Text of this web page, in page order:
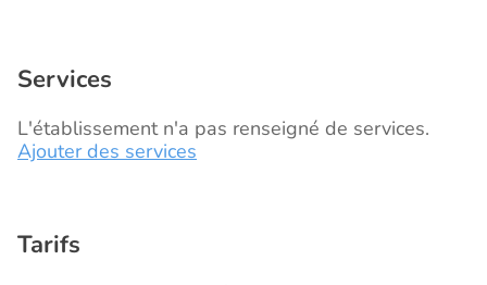
Services
L'établissement n'a pas renseigné de services.
Ajouter des services
Tarifs